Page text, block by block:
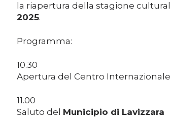
la riapertura della stagione
2025.
Programma:
10.30
Apertura del Centro
11.00
Saluto del Municipio di Lavizzara